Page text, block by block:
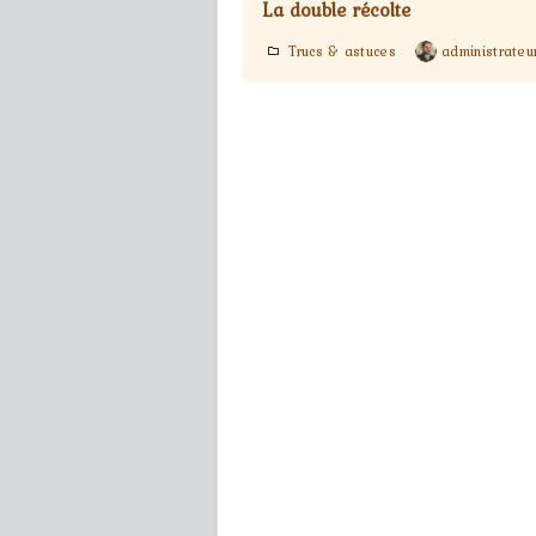
La double récolte
Trucs & astuces